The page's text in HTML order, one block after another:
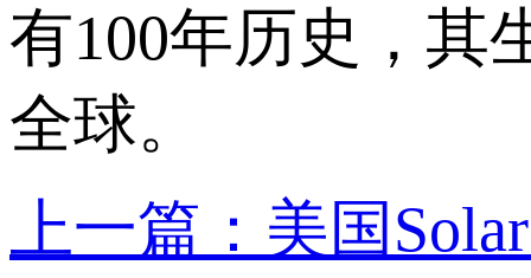
有100年历史，其
全球。
上一篇：美国